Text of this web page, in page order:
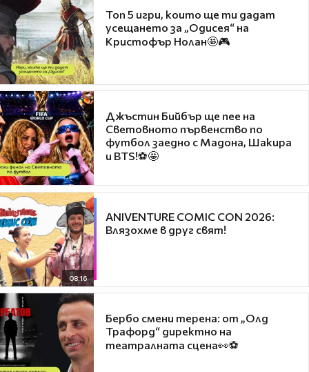
Топ 5 игри, които ще ти дадат
усещането за „Одисея“ на
Кристофър Нолан🤩🎮
Джъстин Бийбър ще пее на
Световното първенство по
футбол заедно с Мадона, Шакира
и BTS!⚽🤩
08:16
ANIVENTURE COMIC CON 2026:
Влязохме в друг свят!
Бербо смени терена: от „Олд
Трафорд“ директно на
театралната сцена👀⚽